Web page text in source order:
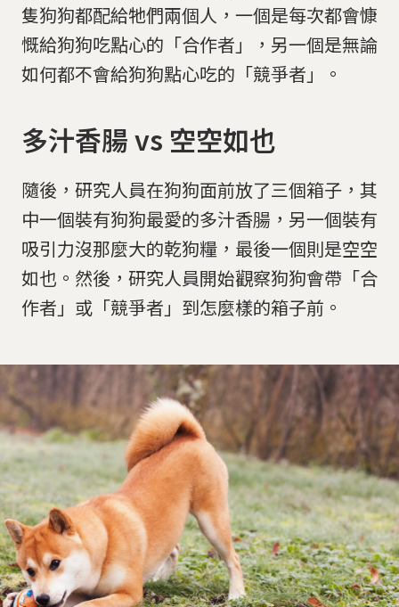
隻狗狗都配給牠們兩個人，一個是每次都會慷
慨給狗狗吃點心的「合作者」，另一個是無論
如何都不會給狗狗點心吃的「競爭者」。
多汁香腸 vs 空空如也
隨後，研究人員在狗狗面前放了三個箱子，其
中一個裝有狗狗最愛的多汁香腸，另一個裝有
吸引力沒那麼大的乾狗糧，最後一個則是空空
如也。然後，研究人員開始觀察狗狗會帶「合
作者」或「競爭者」到怎麼樣的箱子前。